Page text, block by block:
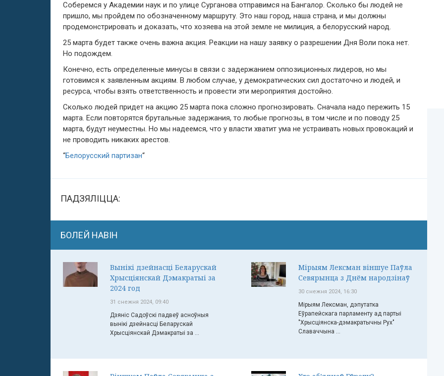
Соберемся у Академии наук и по улице Сурганова отправимся на Бангалор. Сколько бы людей не
пришло, мы пройдем по обозначенному маршруту. Это наш город, наша страна, и мы должны
продемонстрировать и доказать, что хозяева на этой земле не милиция, а белорусский народ.
25 марта будет также очень важна акция. Реакции на нашу заявку о разрешении Дня Воли пока нет.
Но подождем.
Конечно, есть определенные минусы в связи с задержанием оппозиционных лидеров, но мы
готовимся к заявленным акциям. В любом случае, у демократических сил достаточно и людей, и
ресурса, чтобы взять ответственность и провести эти мероприятия достойно.
Сколько людей придет на акцию 25 марта пока сложно прогнозировать. Сначала надо пережить 15
марта. Если повторятся брутальные задержания, то любые прогнозы, в том числе и по поводу 25
марта, будут неуместны. Но мы надеемся, что у власти хватит ума не устраивать новых провокаций и
не проводить никаких арестов.
“Белорусский партизан“
ПАДЗЯЛІЦЦА:
БОЛЕЙ НАВІН
Вынікі дзейнасці Беларускай
Хрысціянскай Дэмакратыі за
2024 год
31 снежня 2024, 09:40
Дзяніс Садоўскі падвеў асноўныя
вынікі дзейнасці Беларускай
Хрысціянскай Дэмакратыі за ...
Мірыям Лексман віншуе Паўла
Севярынца з Днём народзінаў
30 снежня 2024, 16:30
Мірыям Лексман, дэпутатка
Еўрапейскага парламенту ад партыі
"Хрысціянска-дэмакратычны Рух"
Славаччына ...